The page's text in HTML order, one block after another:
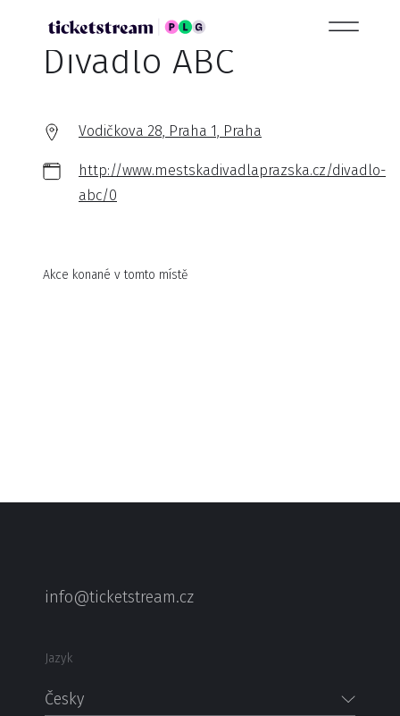
Divadlo ABC
Vodičkova 28, Praha 1, Praha
http://www.mestskadivadlaprazska.cz/divadlo-
abc/0
Akce konané v tomto místě
info@ticketstream.cz
Jazyk
Česky